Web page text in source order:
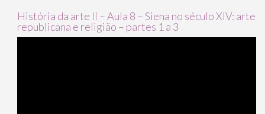
História da arte II – Aula 8 – Siena no século XIV: arte
republicana e religião – partes 1 a 3